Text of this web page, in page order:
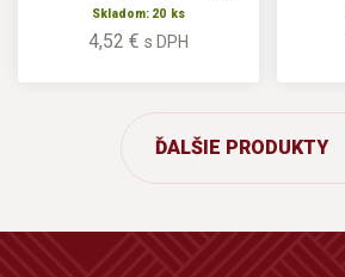
Skladom: 20 ks
4,52 € s DPH
ĎALŠIE PRODUKTY